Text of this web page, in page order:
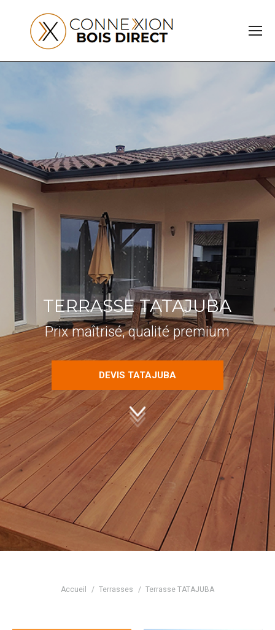
Prix maîtrisé, qualité premium
DEVIS TATAJUBA
TERRASSE TATAJUBA
Vous êtes ici :
Accueil Terrasses Terrasse TATAJUBA